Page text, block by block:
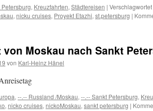
, Kreuzfahrten, Städtereisen |
, nicku cruises, Proyekt Etazhi, st.petersburg |
Moskau nach Sankt
von Karl-Heinz Hänel
, --.-- Russland /Moskau, --.-- Sankt Petersburg,
, nicko cruises, nickoMoskau, sankt petersburg |